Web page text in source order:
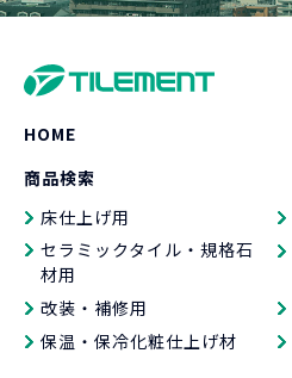
HOME
商品検索
床仕上げ用
セラミックタイル・規格石
材用
改装・補修用
保温・保冷化粧仕上げ材